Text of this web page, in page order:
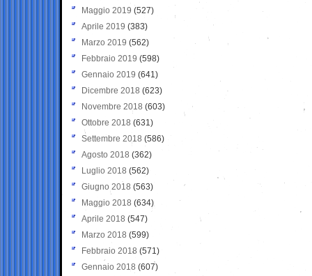
Maggio 2019 (527)
Aprile 2019 (383)
Marzo 2019 (562)
Febbraio 2019 (598)
Gennaio 2019 (641)
Dicembre 2018 (623)
Novembre 2018 (603)
Ottobre 2018 (631)
Settembre 2018 (586)
Agosto 2018 (362)
Luglio 2018 (562)
Giugno 2018 (563)
Maggio 2018 (634)
Aprile 2018 (547)
Marzo 2018 (599)
Febbraio 2018 (571)
Gennaio 2018 (607)